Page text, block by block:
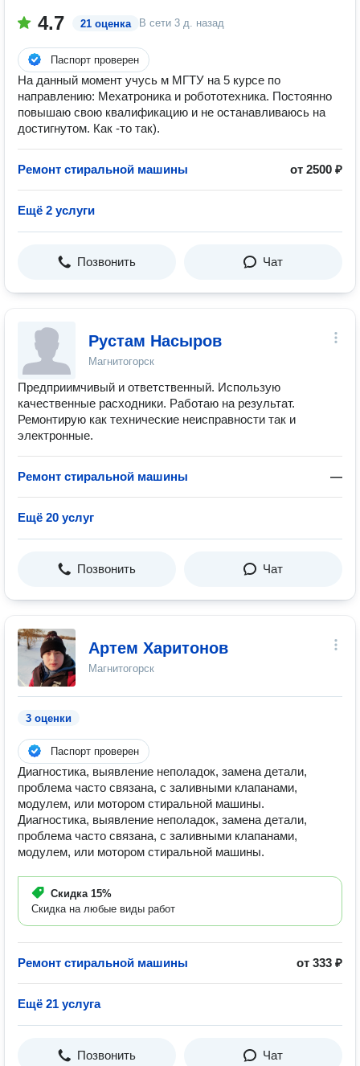
4.7 21 оценка В сети 3 д. назад
Паспорт проверен
На данный момент учусь м МГТУ на 5 курсе по
направлению: Мехатроника и робототехника. Постоянно
повышаю свою квалификацию и не останавливаюсь на
достигнутом. Как -то так).
Ремонт стиральной машины от 2500 ₽
Ещё 2 услуги
Позвонить Чат
Рустам Насыров
Магнитогорск
Предприимчивый и ответственный. Использую
качественные расходники. Работаю на результат.
Ремонтирую как технические неисправности так и
электронные.
Ремонт стиральной машины —
Ещё 20 услуг
Позвонить Чат
Артем Харитонов
Магнитогорск
3 оценки
Паспорт проверен
Диагностика, выявление неполадок, замена детали,
проблема часто связана, с заливными клапанами,
модулем, или мотором стиральной машины.
Диагностика, выявление неполадок, замена детали,
проблема часто связана, с заливными клапанами,
модулем, или мотором стиральной машины.
Скидка 15%
Скидка на любые виды работ
Ремонт стиральной машины от 333 ₽
Ещё 21 услуга
Позвонить Чат